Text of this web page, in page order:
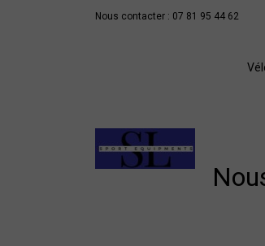
Nous contacter : 07 81 95 44 62